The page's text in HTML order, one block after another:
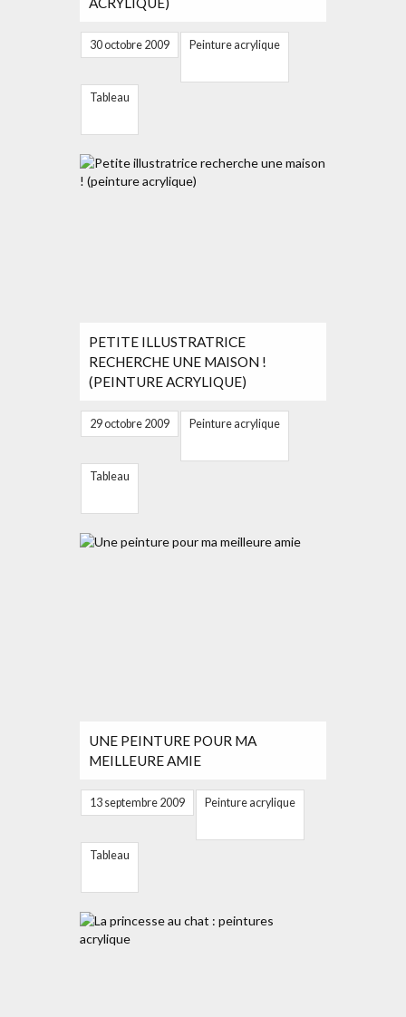
30 octobre 2009 Peinture acrylique
Tableau
PETITE ILLUSTRATRICE
RECHERCHE UNE MAISON !
(PEINTURE ACRYLIQUE)
29 octobre 2009 Peinture acrylique
Tableau
UNE PEINTURE POUR MA
MEILLEURE AMIE
13 septembre 2009 Peinture acrylique
Tableau